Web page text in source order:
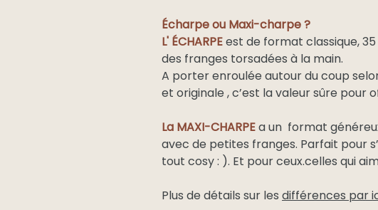
Écharpe ou Maxi-charpe ?
L' ÉCHARPEest de format classique,
des franges torsadées à la main.
A porter enroulée autour du coup
et originale , c’est la valeur sûre pour
La MAXI-CHARPEa un format
avec de petites franges. Parfait pour
tout cosy : ). Et pour ceux.celles qui
Plus de détails sur les différences par